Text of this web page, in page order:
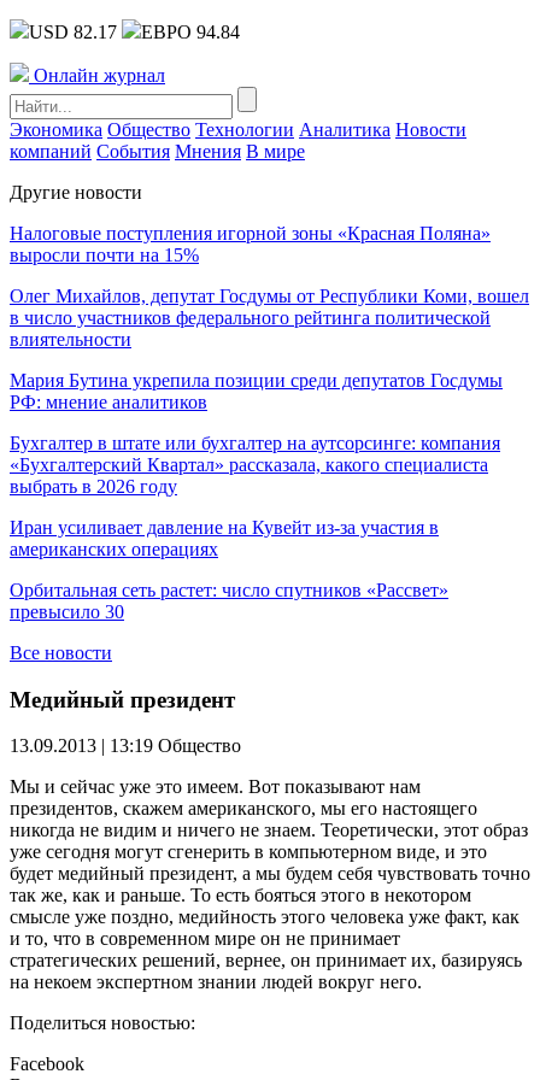
USD 82.17 ЕВРО 94.84
Онлайн журнал
Экономика Общество Технологии Аналитика Новости
компаний События Мнения В мире
Другие новости
Налоговые поступления игорной зоны «Красная Поляна»
выросли почти на 15%
Олег Михайлов, депутат Госдумы от Республики Коми, вошел
в число участников федерального рейтинга политической
влиятельности
Мария Бутина укрепила позиции среди депутатов Госдумы
РФ: мнение аналитиков
Бухгалтер в штате или бухгалтер на аутсорсинге: компания
«Бухгалтерский Квартал» рассказала, какого специалиста
выбрать в 2026 году
Иран усиливает давление на Кувейт из-за участия в
американских операциях
Орбитальная сеть растет: число спутников «Рассвет»
превысило 30
Все новости
Медийный президент
13.09.2013 | 13:19 Общество
Мы и сейчас уже это имеем. Вот показывают нам
президентов, скажем американского, мы его настоящего
никогда не видим и ничего не знаем. Теоретически, этот образ
уже сегодня могут сгенерить в компьютерном виде, и это
будет медийный президент, а мы будем себя чувствовать точно
так же, как и раньше. То есть бояться этого в некотором
смысле уже поздно, медийность этого человека уже факт, как
и то, что в современном мире он не принимает
стратегических решений, вернее, он принимает их, базируясь
на некоем экспертном знании людей вокруг него.
Поделиться новостью:
Facebook